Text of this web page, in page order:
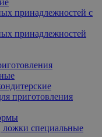
принадлежностей с
принадлежностей
приготовления
специальные